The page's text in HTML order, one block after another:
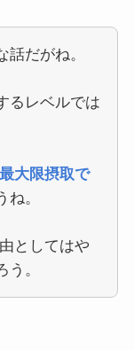
だがね。
るレベルでは
大限摂取で
。
としてはや
う。